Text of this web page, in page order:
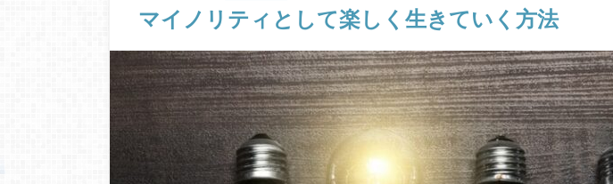
マイノリティとして楽しく生きていく方法